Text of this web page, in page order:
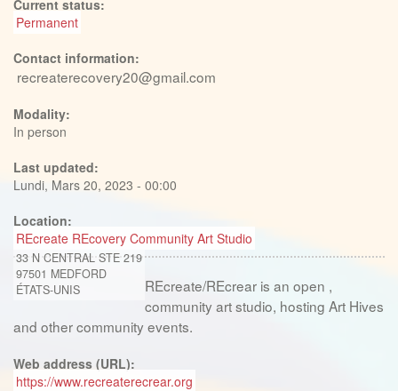
Current status:
Permanent
Contact information:
recreaterecovery20@gmail.com
Modality:
In person
Last updated:
Lundi, Mars 20, 2023 - 00:00
Location:
REcreate REcovery Community Art Studio
33 N CENTRAL STE 219
97501 MEDFORD
ÉTATS-UNIS
REcreate/REcrear is an open ,
community art studio, hosting Art Hives
and other community events.
Web address (URL):
https://www.recreaterecrear.org